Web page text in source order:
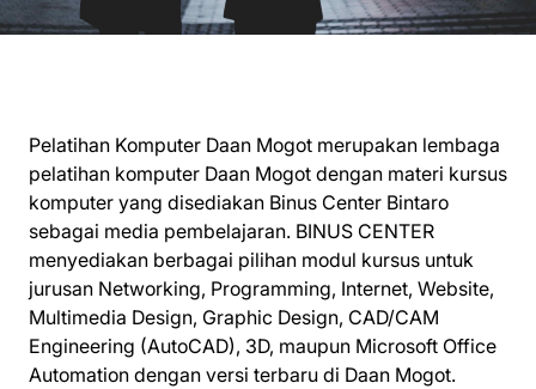
Pelatihan Komputer Daan Mogot merupakan lembaga
pelatihan komputer Daan Mogot dengan materi kursus
komputer yang disediakan Binus Center Bintaro
sebagai media pembelajaran. BINUS CENTER
menyediakan berbagai pilihan modul kursus untuk
jurusan Networking, Programming, Internet, Website,
Multimedia Design, Graphic Design, CAD/CAM
Engineering (AutoCAD), 3D, maupun Microsoft Office
Automation dengan versi terbaru di Daan Mogot.